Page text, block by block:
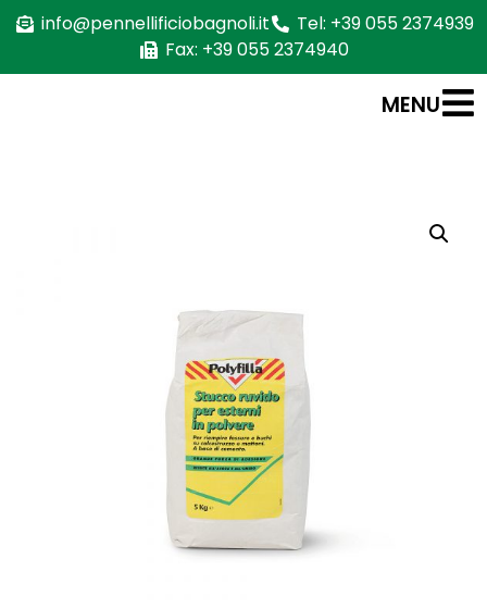
info@pennellificiobagnoli.it
Tel: +39 055 2374939
Fax: +39 055 2374940
MENU